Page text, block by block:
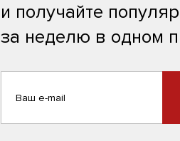
и получайте
за неделю в одном